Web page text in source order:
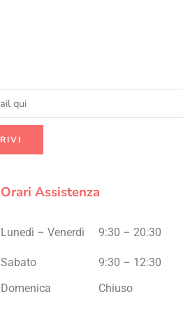
Orari Assistenza
Lunedì – Venerdì 9:30 – 20:30
Sabato 9:30 – 12:30
Domenica Chiuso